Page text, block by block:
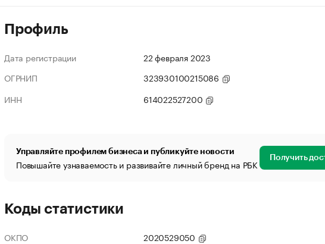
Профиль
Дата регистрации
22 февраля 2023
ОГРНИП
323930100215086
ИНН
614022527200
Управляйте профилем бизнеса и публикуйте новости
Повышайте узнаваемость и развивайте личный бренд на РБК Получить
Коды статистики
ОКПО
2020529050